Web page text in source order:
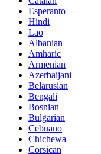
Esperanto
Hindi
Lao
Albanian
Amharic
Armenian
Azerbaijani
Belarusian
Bengali
Bosnian
Bulgarian
Cebuano
Chichewa
Corsican